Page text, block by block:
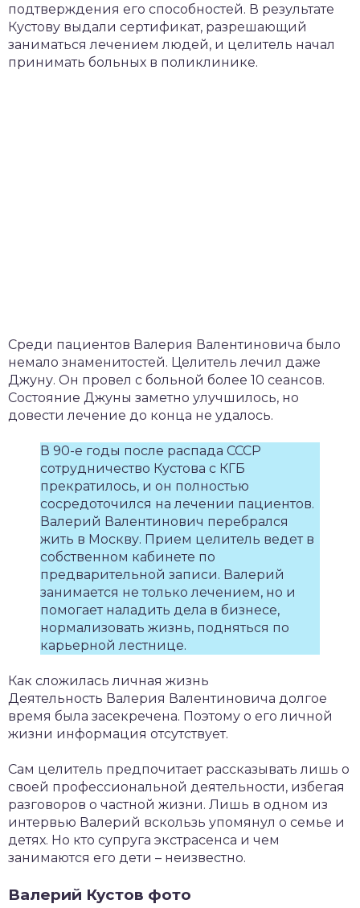
подтверждения его способностей. В результате
Кустову выдали сертификат, разрешающий
заниматься лечением людей, и целитель начал
принимать больных в поликлинике.
Среди пациентов Валерия Валентиновича было
немало знаменитостей. Целитель лечил даже
Джуну. Он провел с больной более 10 сеансов.
Состояние Джуны заметно улучшилось, но
довести лечение до конца не удалось.
В 90-е годы после распада СССР
сотрудничество Кустова с КГБ
прекратилось, и он полностью
сосредоточился на лечении пациентов.
Валерий Валентинович перебрался
жить в Москву. Прием целитель ведет в
собственном кабинете по
предварительной записи. Валерий
занимается не только лечением, но и
помогает наладить дела в бизнесе,
нормализовать жизнь, подняться по
карьерной лестнице.
Как сложилась личная жизнь
Деятельность Валерия Валентиновича долгое
время была засекречена. Поэтому о его личной
жизни информация отсутствует.
Сам целитель предпочитает рассказывать лишь о
своей профессиональной деятельности, избегая
разговоров о частной жизни. Лишь в одном из
интервью Валерий вскользь упомянул о семье и
детях. Но кто супруга экстрасенса и чем
занимаются его дети – неизвестно.
Валерий Кустов фото